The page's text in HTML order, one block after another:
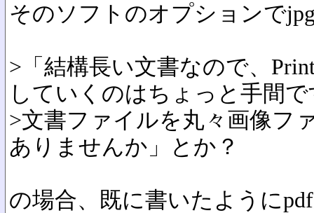
そのソフトのオプションで
>「結構長い文書なので、
していくのはちょっと手間で
>文書ファイルを丸々画像フ
ありませんか」とか？
の場合、既に書いたように